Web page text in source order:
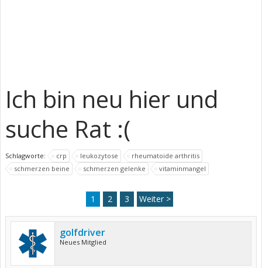
Ich bin neu hier und
suche Rat :(
Schlagworte: crp leukozytose
rheumatoide arthritis
schmerzen beine
schmerzen gelenke vitaminmangel
1 2 3 Weiter >
golfdriver
Neues Mitglied